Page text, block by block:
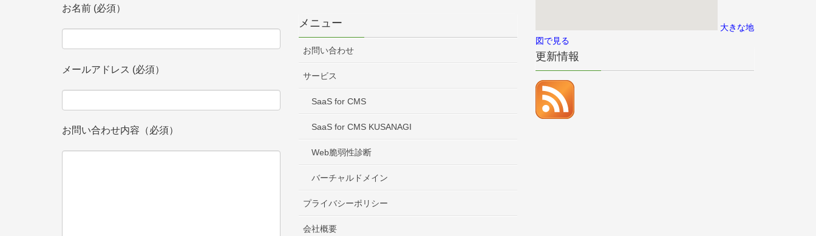
お名前 (必須）
メールアドレス (必須）
お問い合わせ内容（必須）
メニュー
お問い合わせ
サービス
SaaS for CMS
SaaS for CMS KUSANAGI
Web脆弱性診断
バーチャルドメイン
プライバシーポリシー
会社概要
大きな地
図で見る
更新情報